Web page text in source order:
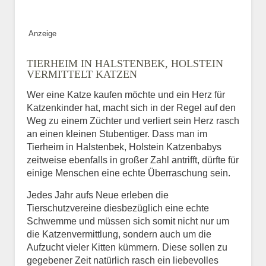
Keine Datei ausgewählt
Vermisst seit
Ort des Verschwindens
Anzeige
TIERHEIM IN HALSTENBEK, HOLSTEIN
VERMITTELT KATZEN
Wer eine Katze kaufen möchte und ein Herz für
Katzenkinder hat, macht sich in der Regel auf den
Weg zu einem Züchter und verliert sein Herz rasch
an einen kleinen Stubentiger. Dass man im
Tierheim in Halstenbek, Holstein Katzenbabys
zeitweise ebenfalls in großer Zahl antrifft, dürfte für
einige Menschen eine echte Überraschung sein.
Jedes Jahr aufs Neue erleben die
Tierschutzvereine diesbezüglich eine echte
Schwemme und müssen sich somit nicht nur um
die Katzenvermittlung, sondern auch um die
Aufzucht vieler Kitten kümmern. Diese sollen zu
gegebener Zeit natürlich rasch ein liebevolles